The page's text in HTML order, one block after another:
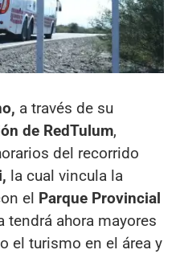
a través de su
de RedTulum,
del recorrido
la cual vincula la
el Parque Provincial
tendrá ahora mayores
el turismo en el área y